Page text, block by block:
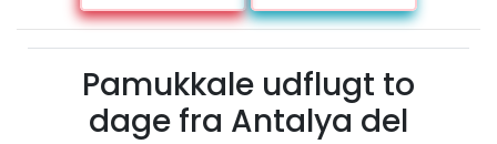
Pamukkale udflugt to
dage fra Antalya del